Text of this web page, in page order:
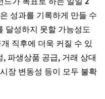
성과를 기록하게 만들 수
달성하지 못할 가능성도
직후에 더욱 커질 수 있
파생상품 공급, 거래 상대
장 변동성 등이 모두 불확